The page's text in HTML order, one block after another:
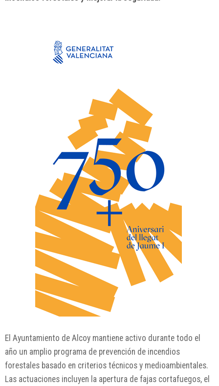
El Ayuntamiento de Alcoy mantiene activo durante todo el
año un amplio programa de prevención de incendios
forestales basado en criterios técnicos y medioambientales.
Las actuaciones incluyen la apertura de fajas cortafuegos, el